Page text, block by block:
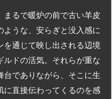
るで暖炉の前で古い羊皮
うな、安らぎと没入感に
通じて映し出される辺境
ドの活気。それらが重な
台でありながら、そこに生
に直接伝わってくるのを感